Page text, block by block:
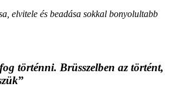
elvitele és beadása sokkal bonyolultabb
történni. Brüsszelben az történt,
”